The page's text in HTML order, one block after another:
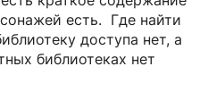
есть. Где найти
доступа нет, а
библиотеках нет